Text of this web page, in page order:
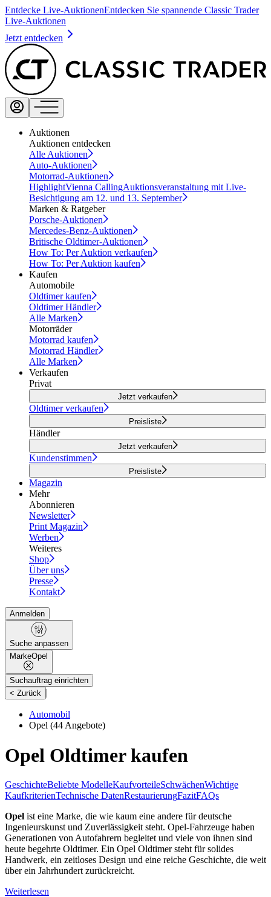
Entdecke Live-AuktionenEntdecken Sie spannende Classic Trader
Live-Auktionen
Jetzt entdecken
Auktionen
Auktionen entdecken
Alle Auktionen
Auto-Auktionen
Motorrad-Auktionen
HighlightVienna CallingAuktionsveranstaltung mit Live-
Besichtigung am 12. und 13. September
Marken & Ratgeber
Porsche-Auktionen
Mercedes-Benz-Auktionen
Britische Oldtimer-Auktionen
How To: Per Auktion verkaufen
How To: Per Auktion kaufen
Kaufen
Automobile
Oldtimer kaufen
Oldtimer Händler
Alle Marken
Motorräder
Motorrad kaufen
Motorrad Händler
Alle Marken
Verkaufen
Privat
Jetzt verkaufen
Oldtimer verkaufen
Preisliste
Händler
Jetzt verkaufen
Kundenstimmen
Preisliste
Magazin
Mehr
Abonnieren
Newsletter
Print Magazin
Werben
Weiteres
Shop
Über uns
Presse
Kontakt
Anmelden
Suche anpassen
MarkeOpel
Suchauftrag einrichten
< Zurück |
Automobil
Opel (44 Angebote)
Opel Oldtimer kaufen
GeschichteBeliebte ModelleKaufvorteileSchwächenWichtige
KaufkriterienTechnische DatenRestaurierungFazitFAQs
Opel ist eine Marke, die wie kaum eine andere für deutsche
Ingenieurskunst und Zuverlässigkeit steht. Opel-Fahrzeuge haben
Generationen von Autofahrern begleitet und viele von ihnen sind
heute begehrte Oldtimer. Ein Opel Oldtimer steht für solides
Handwerk, ein zeitloses Design und eine reiche Geschichte, die weit
über ein Jahrhundert zurückreicht.
Weiterlesen